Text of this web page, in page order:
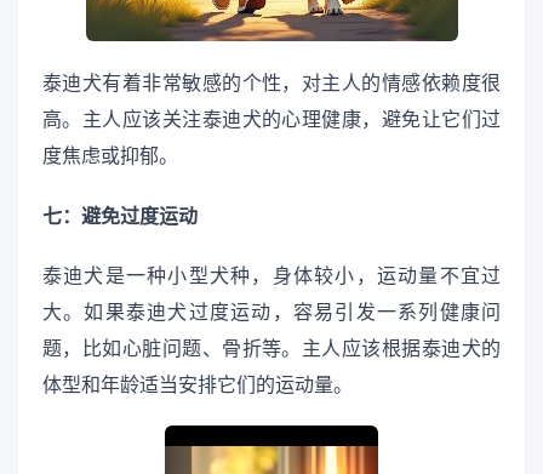
泰迪犬有着非常敏感的个性，对主人的情感依赖度很
高。主人应该关注泰迪犬的心理健康，避免让它们过
度焦虑或抑郁。
七：避免过度运动
泰迪犬是一种小型犬种，身体较小，运动量不宜过
大。如果泰迪犬过度运动，容易引发一系列健康问
题，比如心脏问题、骨折等。主人应该根据泰迪犬的
体型和年龄适当安排它们的运动量。